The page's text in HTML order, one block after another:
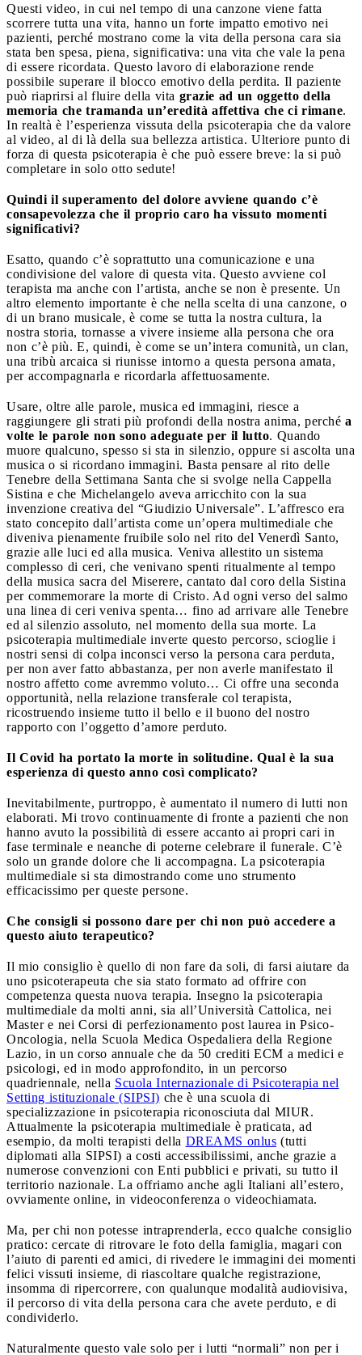
Questi video, in cui nel tempo di una canzone viene fatta
scorrere tutta una vita, hanno un forte impatto emotivo nei
pazienti, perché mostrano come la vita della persona cara sia
stata ben spesa, piena, significativa: una vita che vale la pena
di essere ricordata. Questo lavoro di elaborazione rende
possibile superare il blocco emotivo della perdita. Il paziente
può riaprirsi al fluire della vita grazie ad un oggetto della
memoria che tramanda un’eredità affettiva che ci rimane.
In realtà è l’esperienza vissuta della psicoterapia che da valore
al video, al di là della sua bellezza artistica. Ulteriore punto di
forza di questa psicoterapia è che può essere breve: la si può
completare in solo otto sedute!
Quindi il superamento del dolore avviene quando c’è
consapevolezza che il proprio caro ha vissuto momenti
significativi?
Esatto, quando c’è soprattutto una comunicazione e una
condivisione del valore di questa vita. Questo avviene col
terapista ma anche con l’artista, anche se non è presente. Un
altro elemento importante è che nella scelta di una canzone, o
di un brano musicale, è come se tutta la nostra cultura, la
nostra storia, tornasse a vivere insieme alla persona che ora
non c’è più. E, quindi, è come se un’intera comunità, un clan,
una tribù arcaica si riunisse intorno a questa persona amata,
per accompagnarla e ricordarla affettuosamente.
Usare, oltre alle parole, musica ed immagini, riesce a
raggiungere gli strati più profondi della nostra anima, perché a
volte le parole non sono adeguate per il lutto. Quando
muore qualcuno, spesso si sta in silenzio, oppure si ascolta una
musica o si ricordano immagini. Basta pensare al rito delle
Tenebre della Settimana Santa che si svolge nella Cappella
Sistina e che Michelangelo aveva arricchito con la sua
invenzione creativa del “Giudizio Universale”. L’affresco era
stato concepito dall’artista come un’opera multimediale che
diveniva pienamente fruibile solo nel rito del Venerdì Santo,
grazie alle luci ed alla musica. Veniva allestito un sistema
complesso di ceri, che venivano spenti ritualmente al tempo
della musica sacra del Miserere, cantato dal coro della Sistina
per commemorare la morte di Cristo. Ad ogni verso del salmo
una linea di ceri veniva spenta… fino ad arrivare alle Tenebre
ed al silenzio assoluto, nel momento della sua morte. La
psicoterapia multimediale inverte questo percorso, scioglie i
nostri sensi di colpa inconsci verso la persona cara perduta,
per non aver fatto abbastanza, per non averle manifestato il
nostro affetto come avremmo voluto… Ci offre una seconda
opportunità, nella relazione transferale col terapista,
ricostruendo insieme tutto il bello e il buono del nostro
rapporto con l’oggetto d’amore perduto.
Il Covid ha portato la morte in solitudine. Qual è la sua
esperienza di questo anno così complicato?
Inevitabilmente, purtroppo, è aumentato il numero di lutti non
elaborati. Mi trovo continuamente di fronte a pazienti che non
hanno avuto la possibilità di essere accanto ai propri cari in
fase terminale e neanche di poterne celebrare il funerale. C’è
solo un grande dolore che li accompagna. La psicoterapia
multimediale si sta dimostrando come uno strumento
efficacissimo per queste persone.
Che consigli si possono dare per chi non può accedere a
questo aiuto terapeutico?
Il mio consiglio è quello di non fare da soli, di farsi aiutare da
uno psicoterapeuta che sia stato formato ad offrire con
competenza questa nuova terapia. Insegno la psicoterapia
multimediale da molti anni, sia all’Università Cattolica, nei
Master e nei Corsi di perfezionamento post laurea in Psico-
Oncologia, nella Scuola Medica Ospedaliera della Regione
Lazio, in un corso annuale che da 50 crediti ECM a medici e
psicologi, ed in modo approfondito, in un percorso
quadriennale, nella Scuola Internazionale di Psicoterapia nel
Setting istituzionale (SIPSI) che è una scuola di
specializzazione in psicoterapia riconosciuta dal MIUR.
Attualmente la psicoterapia multimediale è praticata, ad
esempio, da molti terapisti della DREAMS onlus (tutti
diplomati alla SIPSI) a costi accessibilissimi, anche grazie a
numerose convenzioni con Enti pubblici e privati, su tutto il
territorio nazionale. La offriamo anche agli Italiani all’estero,
ovviamente online, in videoconferenza o videochiamata.
Ma, per chi non potesse intraprenderla, ecco qualche consiglio
pratico: cercate di ritrovare le foto della famiglia, magari con
l’aiuto di parenti ed amici, di rivedere le immagini dei momenti
felici vissuti insieme, di riascoltare qualche registrazione,
insomma di ripercorrere, con qualunque modalità audiovisiva,
il percorso di vita della persona cara che avete perduto, e di
condividerlo.
Naturalmente questo vale solo per i lutti “normali” non per i